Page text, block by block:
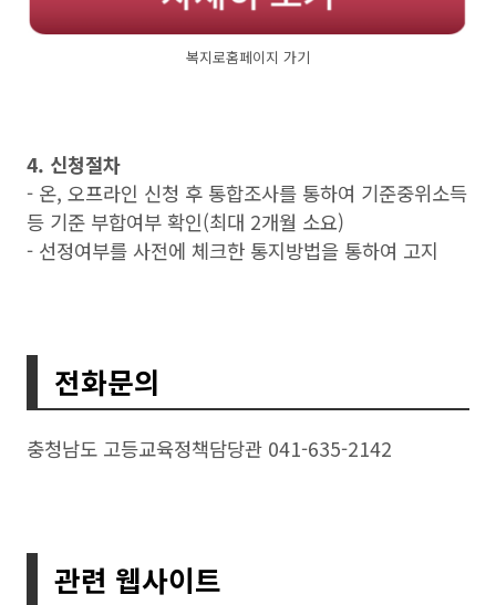
복지로홈페이지 가기
4. 신청절차
- 온, 오프라인 신청 후 통합조사를 통하여 기준중위소득
등 기준 부합여부 확인(최대 2개월 소요)
- 선정여부를 사전에 체크한 통지방법을 통하여 고지
전화문의
충청남도 고등교육정책담당관 041-635-2142
관련 웹사이트